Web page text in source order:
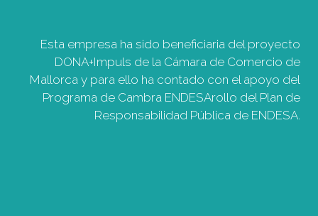
Esta empresa ha sido beneficiaria del proyecto
DONA+Impuls de la Cámara de Comercio de
Mallorca y para ello ha contado con el apoyo del
Programa de Cambra ENDESArollo del Plan de
Responsabilidad Pública de ENDESA.